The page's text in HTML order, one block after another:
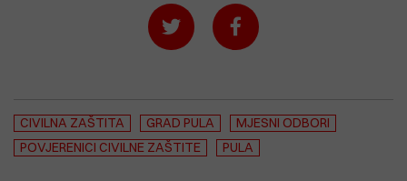
CIVILNA ZAŠTITA GRAD PULA
MJESNI ODBORI
POVJERENICI CIVILNE ZAŠTITE
PULA